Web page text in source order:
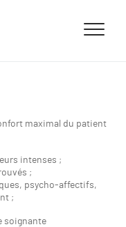
maximal du patient
intenses ;
;
psycho-affectifs,
;
soignante